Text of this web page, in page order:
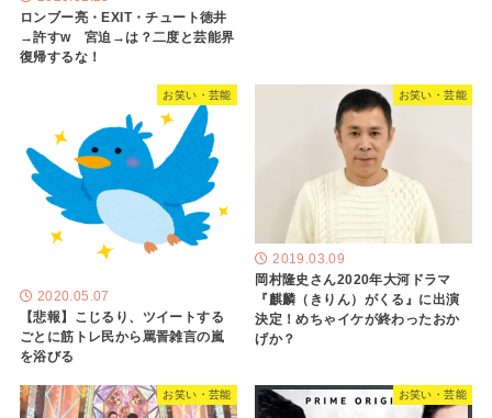
ロンブー亮・EXIT・チュート徳井
→許すw 宮迫→は？二度と芸能界
復帰するな！
お笑い・芸能
2020.05.07
【悲報】こじるり、ツイートする
ごとに筋トレ民から罵詈雑言の嵐
を浴びる
お笑い・芸能
2019.03.09
岡村隆史さん2020年大河ドラマ
『麒麟（きりん）がくる』に出演
決定！めちゃイケが終わったおか
げか？
お笑い・芸能 お笑い・芸能